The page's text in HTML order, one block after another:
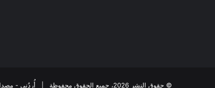
© حقوق النشر 2026، جميع الحقوق محفوظة | أُردُني - مِصداقِيةُ الخَبَر